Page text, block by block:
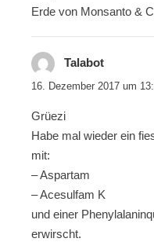
Erde von Monsanto &
Talabot
16. Dezember 2017 um
Grüezi
Habe mal wieder ein
mit:
– Aspartam
– Acesulfam K
und einer
erwirscht.